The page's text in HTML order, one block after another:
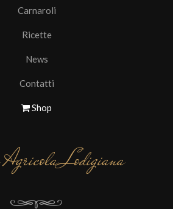
Carnaroli
Ricette
News
Contatti
Shop
Lodigiana